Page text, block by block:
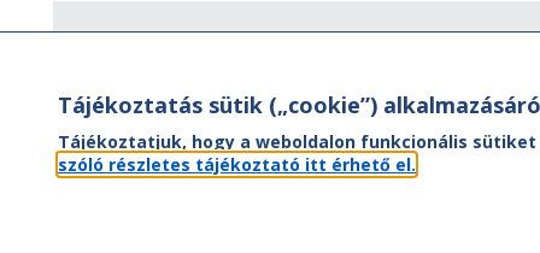
Hírlevelünk segítségével értesülhet
aktuális híreinkről, utazási
valamint az Önt érintő
menetrendváltozásokról.
Tájékoztatás sütik („cookie”)
Tájékoztatjuk, hogy a weboldalon funkcionális
szóló részletes tájékoztató itt érhető el.